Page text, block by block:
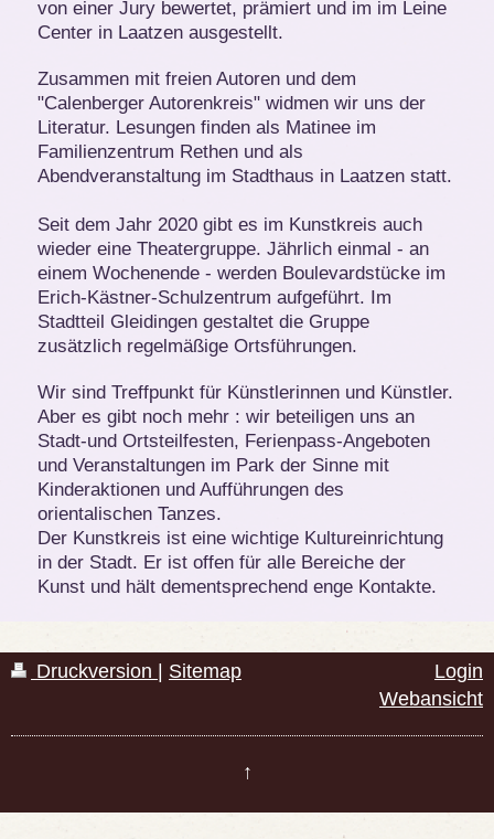
von einer Jury bewertet, prämiert und im im Leine
Center in Laatzen ausgestellt.
Zusammen mit freien Autoren und dem
"Calenberger Autorenkreis" widmen wir uns der
Literatur. Lesungen finden als Matinee im
Familienzentrum Rethen und als
Abendveranstaltung im Stadthaus in Laatzen statt.
Seit dem Jahr 2020 gibt es im Kunstkreis auch
wieder eine Theatergruppe. Jährlich einmal - an
einem Wochenende - werden Boulevardstücke im
Erich-Kästner-Schulzentrum aufgeführt. Im
Stadtteil Gleidingen gestaltet die Gruppe
zusätzlich regelmäßige Ortsführungen.
Wir sind Treffpunkt für Künstlerinnen und Künstler.
Aber es gibt noch mehr : wir beteiligen uns an
Stadt-und Ortsteilfesten, Ferienpass-Angeboten
und Veranstaltungen im Park der Sinne mit
Kinderaktionen und Aufführungen des
orientalischen Tanzes.
Der Kunstkreis ist eine wichtige Kultureinrichtung
in der Stadt. Er ist offen für alle Bereiche der
Kunst und hält dementsprechend enge Kontakte.
Druckversion | Sitemap
Login
Webansicht
↑